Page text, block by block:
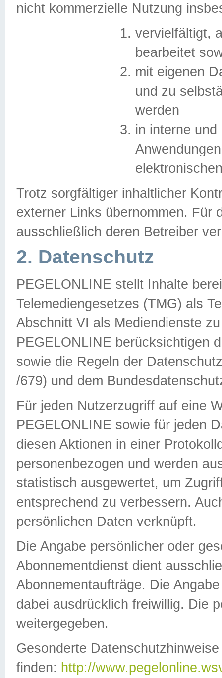
nicht kommerzielle Nutzung
vervielfältigt,
bearbeitet
mit eigenen
und zu
werden
in interne
Trotz sorgfältiger inhaltlicher
externer Links übernommen. Für
ausschließlich deren Betreiber
2. Datenschutz
PEGELONLINE stellt Inhalte
Telemediengesetzes (TMG) als
Abschnitt VI als Mediendienste
PEGELONLINE berücksichtigen
sowie die Regeln der
/679) und dem
Für jeden Nutzerzugriff auf eine
PEGELONLINE sowie für jeden
diesen Aktionen in einer
personenbezogen und werden
statistisch ausgewertet, um
entsprechend zu verbessern.
persönlichen Daten verknüpft.
Die Angabe persönlicher oder
Abonnementdienst dient
Abonnementaufträge. Die
dabei ausdrücklich freiwillig. Die
weitergegeben.
Gesonderte
finden: http://